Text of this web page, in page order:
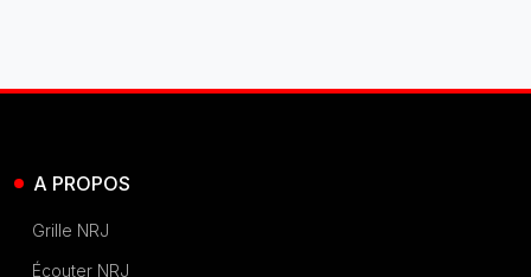
A PROPOS
Grille NRJ
Écouter NRJ